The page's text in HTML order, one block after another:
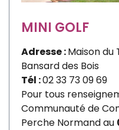
MINI GOLF
Adresse :Maison du
Bansard des Bois
Tél :02 33 73 09 69
Pour tous
Communauté de
Perche Normand au